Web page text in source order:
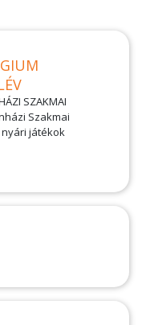
SZAKMAI
Szakmai
játékok